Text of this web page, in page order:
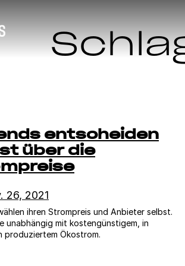
entscheiden
über die
26, 2021
ihren Strompreis und Anbieter selbst.
unabhängig mit kostengünstigem, in
produziertem Ökostrom.